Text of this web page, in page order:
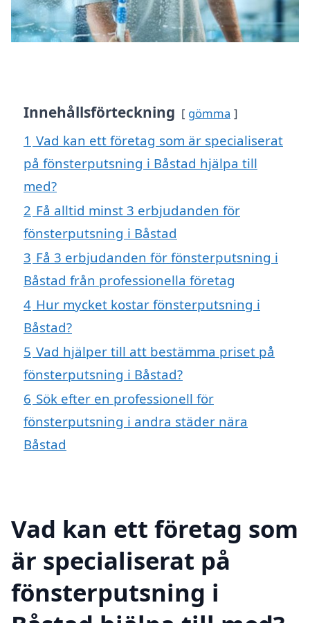
Innehållsförteckning gömma
1 Vad kan ett företag som är specialiserat
på fönsterputsning i Båstad hjälpa till
med?
2 Få alltid minst 3 erbjudanden för
fönsterputsning i Båstad
3 Få 3 erbjudanden för fönsterputsning i
Båstad från professionella företag
4 Hur mycket kostar fönsterputsning i
Båstad?
5 Vad hjälper till att bestämma priset på
fönsterputsning i Båstad?
6 Sök efter en professionell för
fönsterputsning i andra städer nära
Båstad
Vad kan ett företag som
är specialiserat på
fönsterputsning i